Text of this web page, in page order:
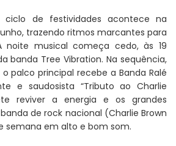
ciclo de festividades acontece na
trazendo ritmos marcantes para
noite musical começa cedo, às 19
banda Tree Vibration. Na sequência,
o palco principal recebe a Banda Ralé
e saudosista “Tributo ao Charlie
reviver a energia e os grandes
de rock nacional (Charlie Brown
semana em alto e bom som.